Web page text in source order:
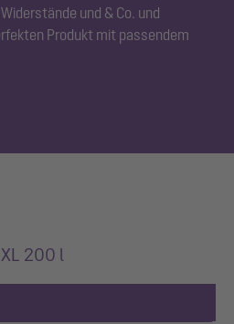
und & Co. und
Produkt mit passendem
200 l